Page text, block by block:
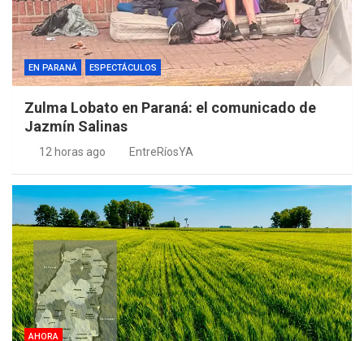
EN PARANÁ ESPECTÁCULOS
Zulma Lobato en Paraná: el comunicado de
Jazmín Salinas
12 horas ago EntreRíosYA
AHORA